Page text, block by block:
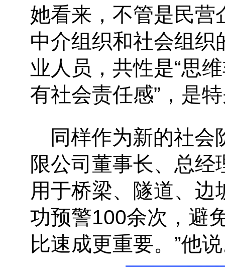
她看来，不管是民营
中介组织和社会组织
业人员，共性是“思
有社会责任感”，是
同样作为新的社
限公司董事长、总
用于桥梁、隧道、
功预警100余次，避
比速成更重要。”他